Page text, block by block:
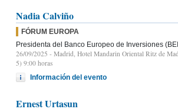
Nadia Calviño
FÓRUM EUROPA
Presidenta del Banco Europeo de Inversiones
26/09/2025 - Madrid, Hotel Mandarin Oriental Ritz de
5) 9:00 horas
Información del evento
Ernest Urtasun